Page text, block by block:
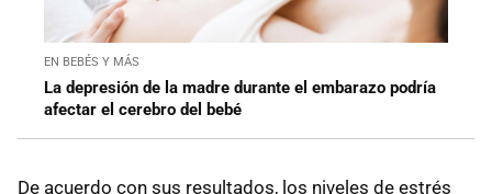
EN BEBÉS Y MÁS
La depresión de la madre durante el embarazo podría
afectar el cerebro del bebé
De acuerdo con sus resultados, los niveles de estrés